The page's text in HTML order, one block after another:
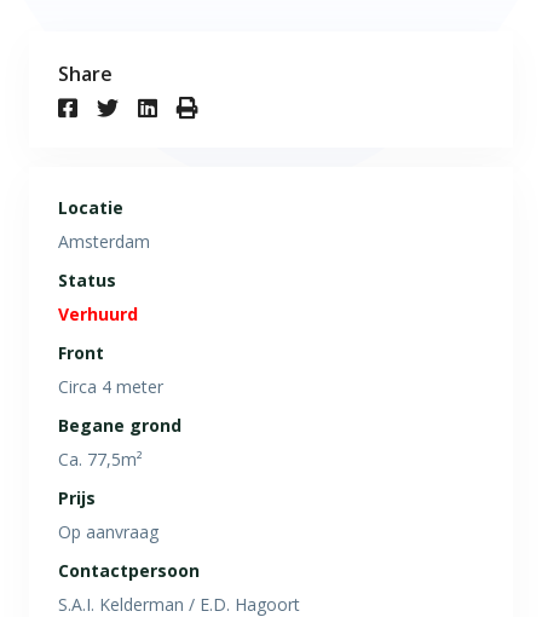
Share
Locatie
Amsterdam
Status
Verhuurd
Front
Circa 4 meter
Begane grond
Ca. 77,5m²
Prijs
Op aanvraag
Contactpersoon
S.A.I. Kelderman / E.D. Hagoort